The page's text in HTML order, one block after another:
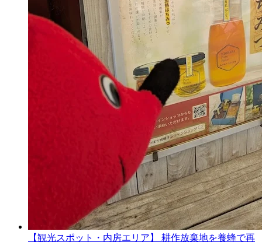
【観光スポット・内房エリア】 耕作放棄地を養蜂で再